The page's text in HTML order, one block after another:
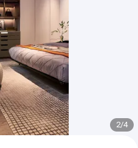
3/4